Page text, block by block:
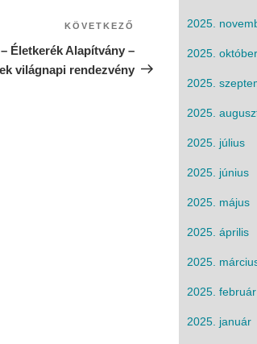
KÖVETKEZŐ
Életkerék Alapítvány –
világnapi rendezvény
2025.
2025. október
2025.
2025.
2025. július
2025. június
2025. május
2025. április
2025.
2025. február
2025. január